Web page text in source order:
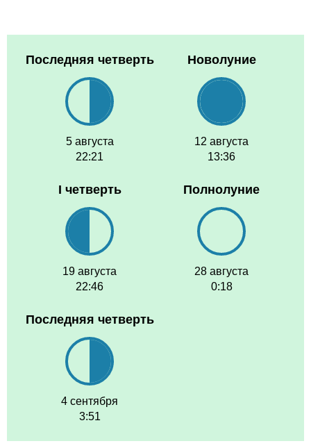
Последняя четверть
5 августа
22:21
Новолуние
12 августа
13:36
I четверть
19 августа
22:46
Полнолуние
28 августа
0:18
Последняя четверть
4 сентября
3:51